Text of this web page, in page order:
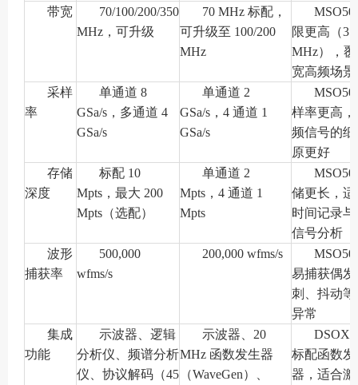
带宽
70/100/200/350
MHz，可升级
70 MHz 标配，
可升级至 100/200
MHz
限更高（
MHz），
宽高频场景
采样
率
单通道 8
GSa/s，多通道 4
GSa/s
单通道 2
GSa/s，4 通道 1
GSa/s
样率更高
频信号的
原更好
存储
深度
标配 10
Mpts，最大 200
Mpts（选配）
单通道 2
Mpts，4 通道 1
Mpts
储更长，
时间记录
信号分析
波形
捕获率
500,000
wfms/s
200,000 wfms/s
易捕获偶发
刺、抖动
异常
集成
功能
示波器、逻辑
分析仪、频谱分析
仪、协议解码（45
示波器、20
MHz 函数发生器
（WaveGen）、
标配函数发
器，适合激